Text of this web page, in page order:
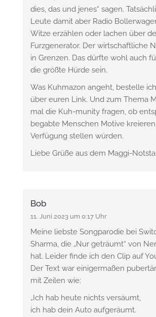
dies, das und jenes“ sagen.
Leute damit aber Radio
Witze erzählen oder lachen über
Furzgenerator. Der wirtschaftliche
in Grenzen. Das dürfte wohl auch
die größte Hürde sein.
Was Kuhmazon angeht, bestelle
über euren Link. Und zum Thema
mal die Kuh-munity fragen, ob
begabte Menschen Motive
Verfügung stellen würden.
Liebe Grüße aus dem Maggi-
Bob
11. Juni 2023 um 0:17 Uhr
Meine liebste Songparodie bei
Sharma, die „Nur geträumt“ von
hat. Leider finde ich den Clip auf
Der Text war einigermaßen
mit Zeilen wie:
„Ich hab heute nichts versäumt,
ich hab dein Auto aufgeräumt.